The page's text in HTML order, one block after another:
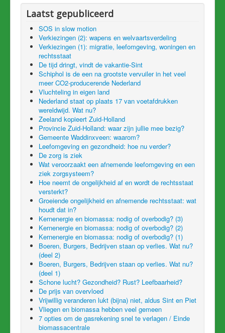
Laatst gepubliceerd
SOS in slow motion
Verkiezingen (2): wapens en welvaartsverdeling
Verkiezingen (1): migratie, leefomgeving, woningen en
rechtsstaat
De tijd dringt, vindt de vakantie-Sint
Schiphol is de een na grootste vervuiler in het veel
meer CO2-producerende Nederland
Vluchteling in eigen land
Nederland staat op plaats 17 van voetafdrukken
wereldwijd. Wat nu?
Zeeland kopieert Zuid-Holland
Provincie Zuid-Holland: waar zijn jullie mee bezig?
Gemeente Waddinxveen: waarom?
Leefomgeving en gezondheid: hoe nu verder?
De zorg is ziek
Wat veroorzaakt een afnemende leefomgeving en een
ziek zorgsysteem?
Hoe neemt de ongelijkheid af en wordt de rechtsstaat
versterkt?
Groeiende ongelijkheid en afnemende rechtsstaat: wat
houdt dat in?
Kernenergie en biomassa: nodig of overbodig? (3)
Kernenergie en biomassa: nodig of overbodig? (2)
Kernenergie en biomassa: nodig of overbodig? (1)
Boeren, Burgers, Bedrijven staan op verlies. Wat nu?
(deel 2)
Boeren, Burgers, Bedrijven staan op verlies. Wat nu?
(deel 1)
Schone lucht? Gezondheid? Rust? Leefbaarheid?
De prijs van overvloed
Vrijwillig veranderen lukt (bijna) niet, aldus Sint en Piet
Vliegen en biomassa hebben veel gemeen
7 opties om de gasrekening snel te verlagen / Einde
biomassacentrale